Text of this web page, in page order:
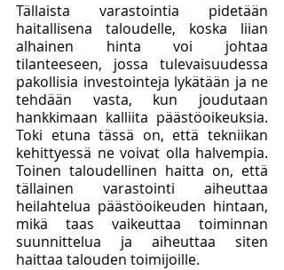
Tällaista varastointia pidetään
haitallisena taloudelle, koska liian
alhainen hinta voi johtaa
tilanteeseen, jossa tulevaisuudessa
pakollisia investointeja lykätään ja ne
tehdään vasta, kun joudutaan
hankkimaan kalliita päästöoikeuksia.
Toki etuna tässä on, että tekniikan
kehittyessä ne voivat olla halvempia.
Toinen taloudellinen haitta on, että
tällainen varastointi aiheuttaa
heilahtelua päästöoikeuden hintaan,
mikä taas vaikeuttaa toiminnan
suunnittelua ja aiheuttaa siten
haittaa talouden toimijoille.